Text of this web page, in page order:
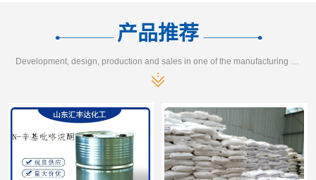
产品推荐